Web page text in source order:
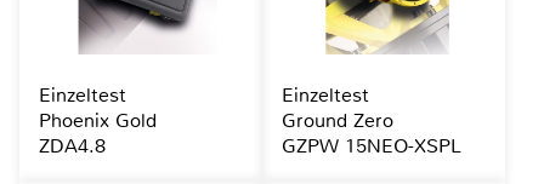
Einzeltest
Phoenix Gold
ZDA4.8
Einzeltest
Ground Zero
GZPW 15NEO-XSPL